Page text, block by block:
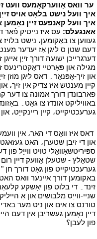
ער וואס אָווערקאָמעס וועט
איך וועל נישט בלאָט אויס
איך וועל קאַנפעס זייַן נאָמען
אַאַנגעלס: עס איז נייטיק פֿאַר
געווען צו באַקומען، נישט
דעם שטן ס ליגן אַז יעדער
דערגרייכן ישועה דורך זייַן
מגילה און פּאַרטיי דאָקטרינעס
און זיך-אָפּנאַר۔ דאס ליגן
קיין מענטש איז צדיק אין זיך،
פארבונדן דורך אמונה צו דער
באוויליקט אונדז צו גאָט۔
גערעכטיקייט، קיין ריינקייַט،
דאס איז וואָס די האר، אין
און די זיבן שטערן، האט
ספּיריטשאַוואַלי טויט ווייַל
שטאָלץ - שטעלן אַוועק דיין
גערעכטיקייט פון גאָט דורך חן
באקומען דורך איינער וואס
זינד۔ די בלוט פון יאָשקע
שניי-ווייַס מלבושים און אַ
טורנס צו אים און ניט מער
דיין נאָמען געשריבן אין דעם
פון לעבן؟